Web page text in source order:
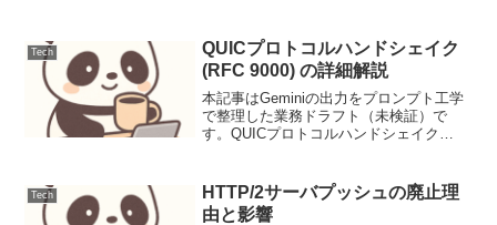
Tech
QUICプロトコルハンドシェイク
(RFC 9000) の詳細解説
本記事はGeminiの出力をプロンプト工学
で整理した業務ドラフト（未検証）で
す。QUICプロトコルハンドシェイク
Tech
HTTP/2サーバプッシュの廃止理
由と影響